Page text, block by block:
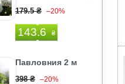
179.5 ₴ –20%
143.6 ₴
Павловния 2 м
398 ₴ –20%